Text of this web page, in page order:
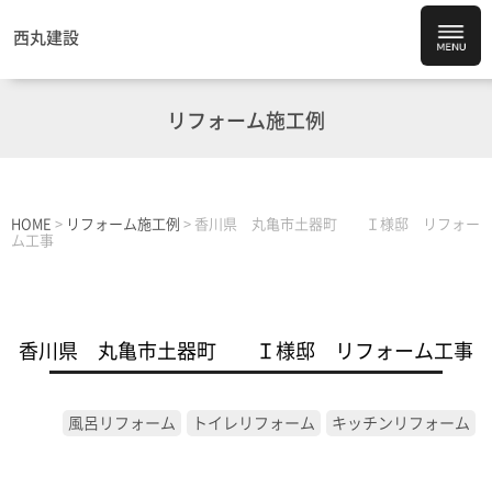
西丸建設
リフォーム施工例
HOME > リフォーム施工例 > 香川県 丸亀市土器町 Ｉ様邸 リフォー
ム工事
香川県 丸亀市土器町 Ｉ様邸 リフォーム工事
風呂リフォーム トイレリフォーム キッチンリフォーム